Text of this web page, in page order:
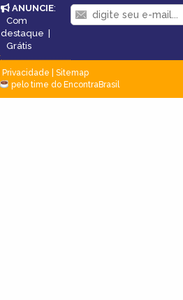
ANUNCIE:
Com
destaque |
Grátis
Privacidade
Sitemap
pelo time do EncontraBrasil